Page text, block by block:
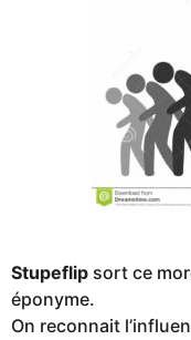
Stupeflip sort ce
éponyme.
On reconnait